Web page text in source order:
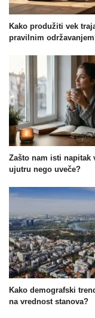
Kako produžiti vek
pravilnim
Zašto nam isti napitak
ujutru nego uveče?
Kako demografski
na vrednost stanova?